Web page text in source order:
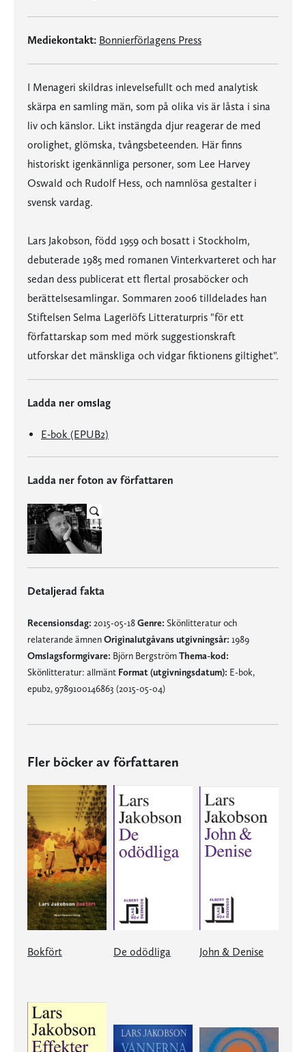
Mediekontakt: Bonnierförlagens Press
I Menageri skildras inlevelsefullt och med analytisk
skärpa en samling män, som på olika vis är låsta i sina
liv och känslor. Likt instängda djur reagerar de med
orolighet, glömska, tvångsbeteenden. Här finns
historiskt igenkännliga personer, som Lee Harvey
Oswald och Rudolf Hess, och namnlösa gestalter i
svensk vardag.
Lars Jakobson, född 1959 och bosatt i Stockholm,
debuterade 1985 med romanen Vinterkvarteret och har
sedan dess publicerat ett flertal prosaböcker och
berättelsesamlingar. Sommaren 2006 tilldelades han
Stiftelsen Selma Lagerlöfs Litteraturpris "för ett
författarskap som med mörk suggestionskraft
utforskar det mänskliga och vidgar fiktionens giltighet".
Ladda ner omslag
E-bok (EPUB2)
Ladda ner foton av författaren
Detaljerad fakta
Recensionsdag: 2015-05-18Genre: Skönlitteratur och
relaterande ämnenOriginalutgåvans utgivningsår: 1989
Omslagsformgivare: Björn BergströmThema-kod:
Skönlitteratur: allmänt Format (utgivningsdatum): E-bok,
epub2, 9789100146863 (2015-05-04)
Fler böcker av författaren
Bokfört De odödliga John & Denise